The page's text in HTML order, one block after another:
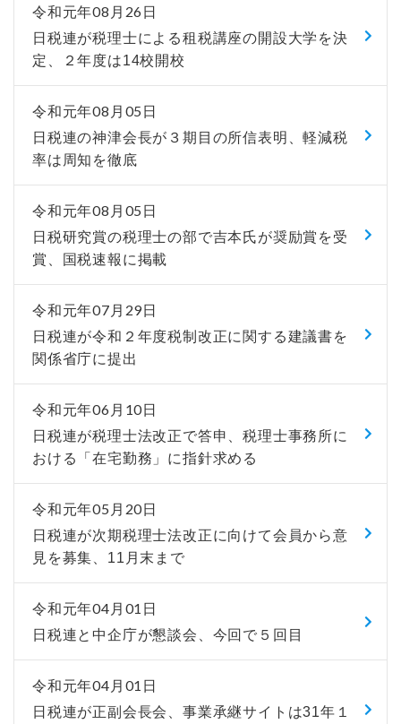
令和元年08月26日
日税連が税理士による租税講座の開設大学を決
定、２年度は14校開校
令和元年08月05日
日税連の神津会長が３期目の所信表明、軽減税
率は周知を徹底
令和元年08月05日
日税研究賞の税理士の部で吉本氏が奨励賞を受
賞、国税速報に掲載
令和元年07月29日
日税連が令和２年度税制改正に関する建議書を
関係省庁に提出
令和元年06月10日
日税連が税理士法改正で答申、税理士事務所に
おける「在宅勤務」に指針求める
令和元年05月20日
日税連が次期税理士法改正に向けて会員から意
見を募集、11月末まで
令和元年04月01日
日税連と中企庁が懇談会、今回で５回目
令和元年04月01日
日税連が正副会長会、事業承継サイトは31年１